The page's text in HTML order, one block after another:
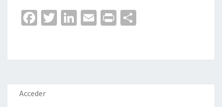
Fa
o
o
k
T
er
Li
dI
n
E
l
Pr
p
ar
Acceder